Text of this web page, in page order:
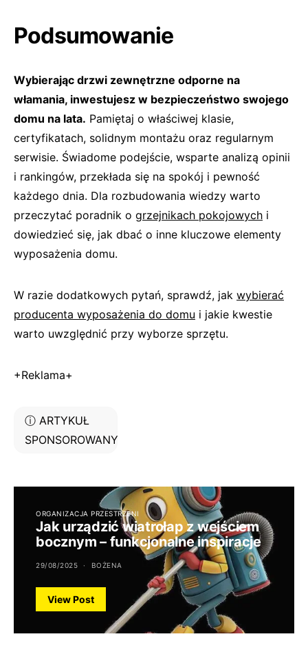
Podsumowanie
Wybierając drzwi zewnętrzne odporne na
włamania, inwestujesz w bezpieczeństwo swojego
domu na lata. Pamiętaj o właściwej klasie,
certyfikatach, solidnym montażu oraz regularnym
serwisie. Świadome podejście, wsparte analizą opinii
i rankingów, przekłada się na spokój i pewność
każdego dnia. Dla rozbudowania wiedzy warto
przeczytać poradnik o grzejnikach pokojowych i
dowiedzieć się, jak dbać o inne kluczowe elementy
wyposażenia domu.
W razie dodatkowych pytań, sprawdź, jak wybierać
producenta wyposażenia do domu i jakie kwestie
warto uwzględnić przy wyborze sprzętu.
+Reklama+
ⓘ ARTYKUŁ
SPONSOROWANY
ORGANIZACJA PRZESTRZENI
Jak urządzić wiatrołap z wejściem
bocznym – funkcjonalne inspiracje
29/08/2025 BOŻENA
View Post